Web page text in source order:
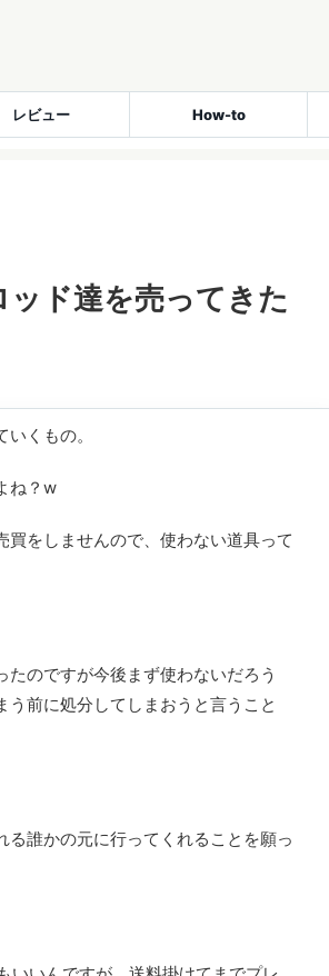
レビュー How-to
ド達を売ってきた
くもの。
ね？w
をしませんので、使わない道具って
のですが今後まず使わないだろう
前に処分してしまおうと言うこと
誰かの元に行ってくれることを願っ